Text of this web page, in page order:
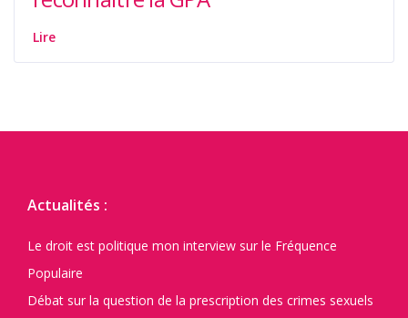
Lire
Actualités :
Le droit est politique mon interview sur le Fréquence
Populaire
Débat sur la question de la prescription des crimes sexuels